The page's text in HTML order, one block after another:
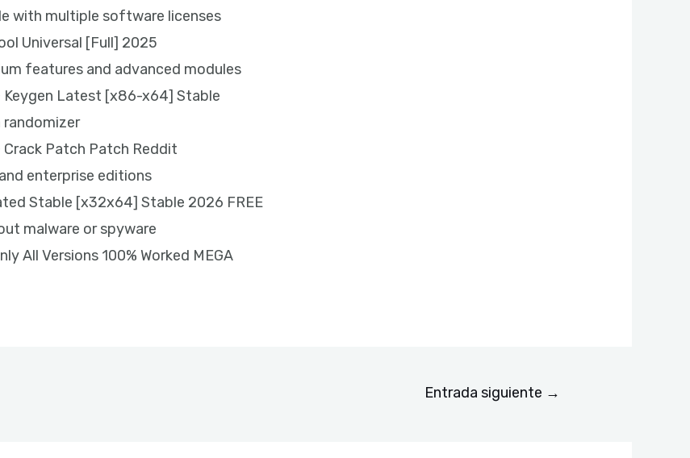
with multiple software licenses
Universal [Full] 2025
features and advanced modules
Latest [x86-x64] Stable
randomizer
Patch Patch Reddit
enterprise editions
Stable [x32x64] Stable 2026 FREE
malware or spyware
All Versions 100% Worked MEGA
Entrada siguiente →